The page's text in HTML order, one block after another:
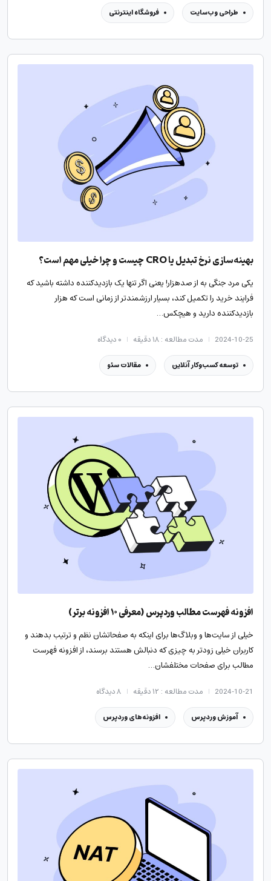
طراحی وب‌سایت فروشگاه اینترنتی
بهینه‌سازی نرخ تبدیل یا CRO چیست و چرا خیلی مهم است؟
یکی مرد جنگی به از صدهزار! یعنی اگر تنها یک بازدیدکننده داشته باشید که
فرایند خرید را تکمیل کند، بسیار ارزشمندتر از زمانی است که هزار
بازدیدکننده‌ دارید و هیچکس…
2024-10-25 مدت مطالعه : ۱۸ دقیقه ۰دیدگاه
توسعه کسب‌وکار آنلاین مقالات سئو
افزونه فهرست مطالب وردپرس (معرفی ۱۰ افزونه برتر)
خیلی از سایت‌ها و وبلاگ‌ها برای اینکه به صفحاتشان نظم و ترتیب بدهند و
کاربران خیلی زودتر به چیزی که دنبالش هستند برسند، از افزونه فهرست
مطالب برای صفحات مختلفشان…
2024-10-21 مدت مطالعه : ۱۲ دقیقه ۸دیدگاه
آموزش وردپرس افزونه‌های وردپرس